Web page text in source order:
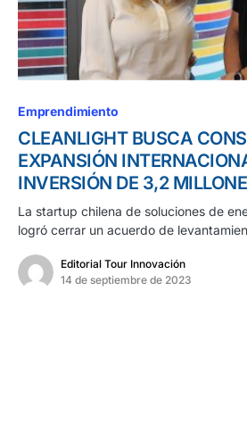
Emprendimiento
CLEANLIGHT BUSCA
EXPANSIÓN
INVERSIÓN DE 3,2
La startup chilena de soluciones de
logró cerrar un acuerdo de
Editorial Tour Innovación
14 de septiembre de 2023